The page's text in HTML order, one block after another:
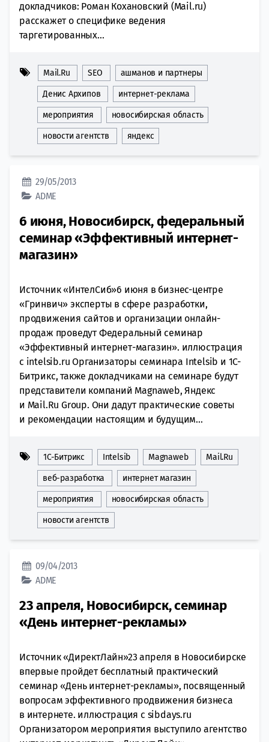
докладчиков: Роман Кохановский (Mail.ru)
расскажет о специфике ведения
таргетированных...
Mail.Ru SEO ашманов и партнеры
Денис Архипов интернет-реклама
мероприятия новосибирская область
новости агентств яндекс
29/05/2013
ADME
6 июня, Новосибирск, федеральный
семинар «Эффективный интернет-
магазин»
Источник «ИнтелСиб»6 июня в бизнес-центре
«Гринвич» эксперты в сфере разработки,
продвижения сайтов и организации онлайн-
продаж проведут Федеральный семинар
«Эффективный интернет-магазин». иллюстрация
с intelsib.ru Организаторы семинара Intelsib и 1С-
Битрикс, также докладчиками на семинаре будут
представители компаний Magnaweb, Яндекс
и Mail.Ru Group. Они дадут практические советы
и рекомендации настоящим и будущим...
1С-Битрикс Intelsib Magnaweb Mail.Ru
веб-разработка интернет магазин
мероприятия новосибирская область
новости агентств
09/04/2013
ADME
23 апреля, Новосибирск, семинар
«День интернет-рекламы»
Источник «ДиректЛайн»23 апреля в Новосибирске
впервые пройдет бесплатный практический
семинар «День интернет-рекламы», посвященный
вопросам эффективного продвижения бизнеса
в интернете. иллюстрация с sibdays.ru
Организатором мероприятия выступило агентство